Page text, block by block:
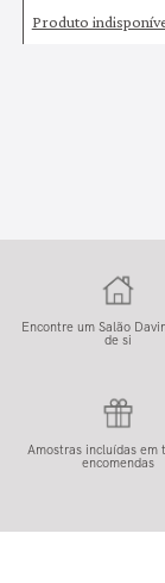
Produto
Encontre um Salão
de si
Amostras incluídas em
encomendas